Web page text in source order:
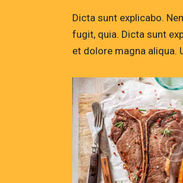
Dicta sunt explicabo.
fugit, quia. Dicta sunt
et dolore magna aliqua.